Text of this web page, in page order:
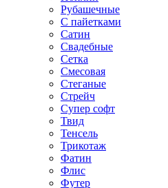
Рубашечные
С пайетками
Сатин
Свадебные
Сетка
Смесовая
Стеганые
Стрейч
Супер софт
Твид
Тенсель
Трикотаж
Фатин
Флис
Футер